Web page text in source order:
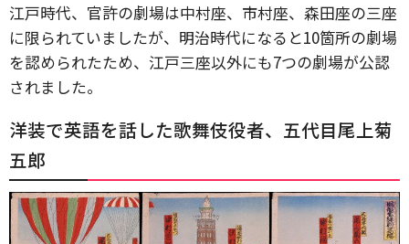
江戸時代、官許の劇場は中村座、市村座、森田座の三座
に限られていましたが、明治時代になると10箇所の劇場
を認められたため、江戸三座以外にも7つの劇場が公認
されました。
洋装で英語を話した歌舞伎役者、五代目尾上菊
五郎